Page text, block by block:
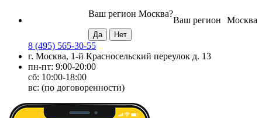
Москва
Ваш регион
Ваш регион Москва?
8 (495) 565-30-55
г. Москва, 1-й Красносельский переулок д. 13
пн-пт: 9:00-20:00
сб: 10:00-18:00
вс: (по договоренности)